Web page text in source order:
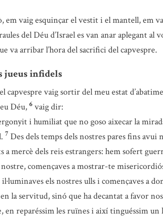
vaig esquinçar el vestit i el mantell, em
del Déu d’Israel es van anar aplegant
va arribar l’hora del sacrifici del capvespre.
jueus infidels
capvespre vaig sortir del meu estat
Déu, 6 vaig dir:
i humiliat que no goso aixecar la
7 Des dels temps dels nostres pares fins avui
a mercè dels reis estrangers: hem sofert
començaves a mostrar-te
els nostres ulls i començaves a
la servitud, sinó que ha decantat a favor
en reparéssim les ruïnes i així tinguéssim un